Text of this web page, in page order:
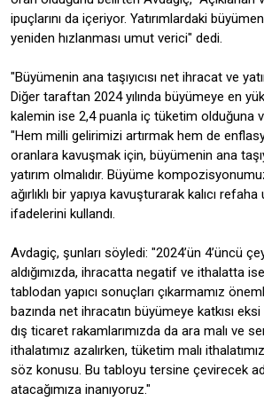
ipuçlarını da içeriyor. Yatırımlardaki
yeniden hızlanması umut verici" dedi.
"Büyümenin ana taşıyıcısı net ihracat ve
Diğer taraftan 2024 yılında büyümeye en
kalemin ise 2,4 puanla iç tüketim olduğuna
"Hem milli gelirimizi artırmak hem de
oranlara kavuşmak için, büyümenin ana
yatırım olmalıdır. Büyüme
ağırlıklı bir yapıya kavuşturarak kalıcı refaha
ifadelerini kullandı.
Avdagiç, şunları söyledi: "2024’ün 4’üncü
aldığımızda, ihracatta negatif ve ithalatta
tablodan yapıcı sonuçları çıkarmamız
bazında net ihracatın büyümeye katkısı eksi
dış ticaret rakamlarımızda da ara malı ve
ithalatımız azalırken, tüketim malı
söz konusu. Bu tabloyu tersine çevirecek
atacağımıza inanıyoruz."